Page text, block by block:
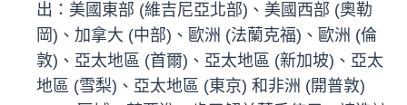
出：美國東部 (維吉尼亞北部)、美國西部 (奧勒
岡)、加拿大 (中部)、歐洲 (法蘭克福)、歐洲 (倫
敦)、亞太地區 (首爾)、亞太地區 (新加坡)、亞太
地區 (雪梨)、亞太地區 (東京) 和非洲 (開普敦)